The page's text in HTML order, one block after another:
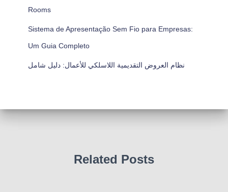
Rooms
Sistema de Apresentação Sem Fio para Empresas:
Um Guia Completo
نظام العروض التقديمية اللاسلكي للأعمال: دليل شامل
Related Posts